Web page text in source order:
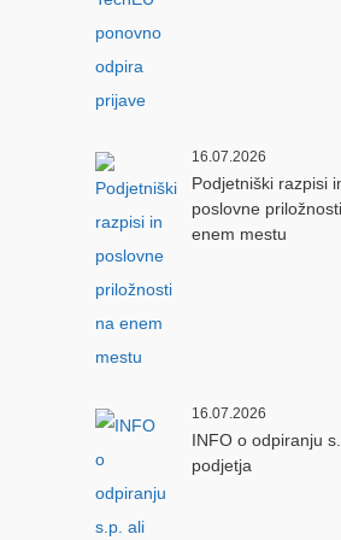
16.07.2026
Podjetniški razpisi
poslovne
enem mestu
16.07.2026
INFO o odpiranju
podjetja